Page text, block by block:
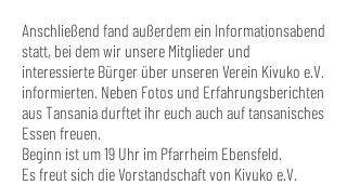
Anschließend fand außerdem ein Informationsabend
statt, bei dem wir unsere Mitglieder und
interessierte Bürger über unseren Verein Kivuko e.V.
informierten. Neben Fotos und Erfahrungsberichten
aus Tansania durftet ihr euch auch auf tansanisches
Essen freuen.
Beginn ist um 19 Uhr im Pfarrheim Ebensfeld.
Es freut sich die Vorstandschaft von Kivuko e.V.